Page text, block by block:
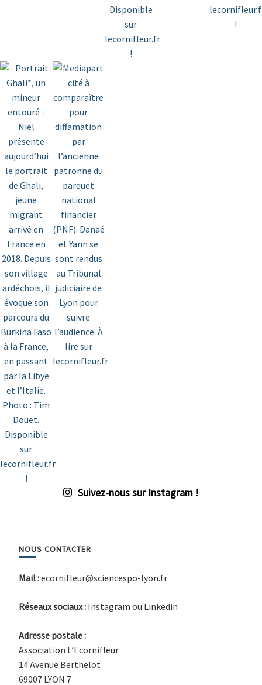
Suivez-nous sur Instagram !
NOUS CONTACTER
Mail :ecornifleur@sciencespo-lyon.fr
Réseaux sociaux : Instagram ou Linkedin
Adresse postale :
Association L’Ecornifleur
14 Avenue Berthelot
69007 LYON 7